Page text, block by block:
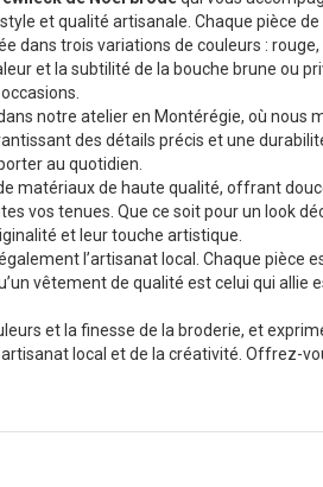
et qualité artisanale. Chaque pièce
dans trois variations de couleurs :
et la subtilité de la bouche brune ou
notre atelier en Montérégie, où
des détails précis et une
au quotidien.
matériaux de haute qualité, offrant
vos tenues. Que ce soit pour un look
et leur touche artistique.
l’artisanat local. Chaque
vêtement de qualité est celui qui
et la finesse de la broderie, et
local et de la créativité. Offrez-